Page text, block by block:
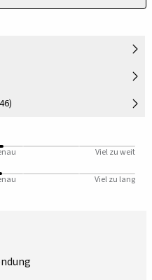
Viel zu weit
Viel zu lang